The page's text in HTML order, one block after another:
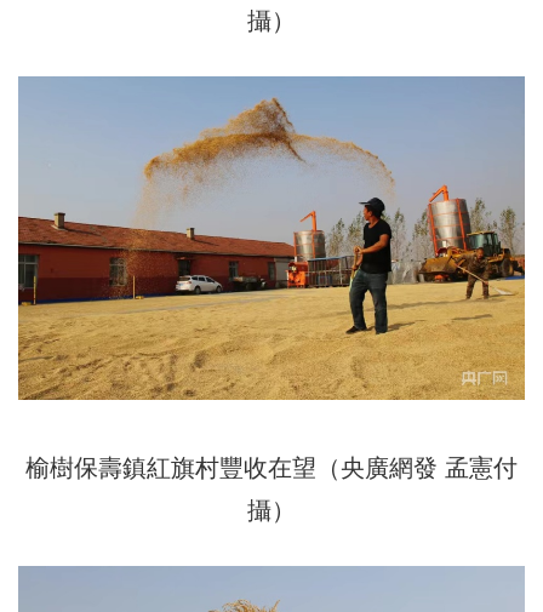
攝）
榆樹保壽鎮紅旗村豐收在望（央廣網發 孟憲付
攝）